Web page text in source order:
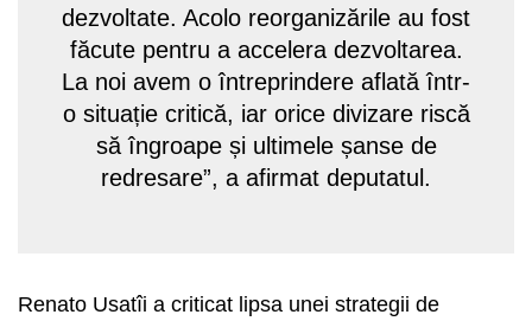
dezvoltate. Acolo reorganizările au fost
făcute pentru a accelera dezvoltarea.
La noi avem o întreprindere aflată într-
o situație critică, iar orice divizare riscă
să îngroape și ultimele șanse de
redresare”, a afirmat deputatul.
Renato Usatîi a criticat lipsa unei strategii de